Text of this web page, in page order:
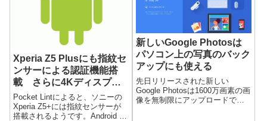
Xperia Z5 Plusにも指紋セ
ンサーによる認証機能搭
載 さらに4Kディスプレ
イも？
Pocket Lintによると、ソニーの
Xperia Z5+には指紋センサーが
搭載されるようです。Android M
新しいGoogle Photosは
パソコン上の写真のバック
アップにも使える
先日リリースされた新しい
Google Photosは1600万画素の画
像を無制限にアップロードでき